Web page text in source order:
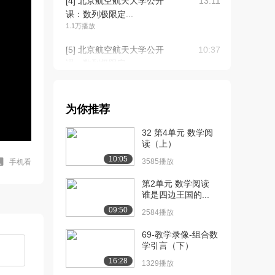
手机看
课：数列极限定...
1.1万播放
[5] 北京航空航天大学公开
10:37
课：收敛数列的...
[7] 北京航空航天大学公开
课：收敛数列的...
[8] 北京航空航天大学公开
课：数列极限的...
14:43
[9] 北京航空航天大学公开
课：数列极限夹...
为你推荐
10:05
32 第4单元 数学阅
读（上）
3585播放
09:50
第2单元 数学阅读
谁是四边王国的...
2584播放
16:28
69-教学录像-组合数
学引言（下）
1329播放